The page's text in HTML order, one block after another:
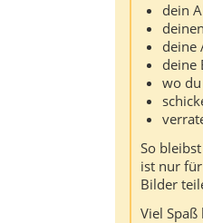
dein
deine
deine
wo
So
ist nur
Bilder
Viel Spaß